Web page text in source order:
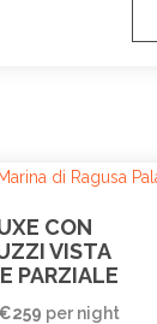
CON
VISTA
PARZIALE
€259 per night